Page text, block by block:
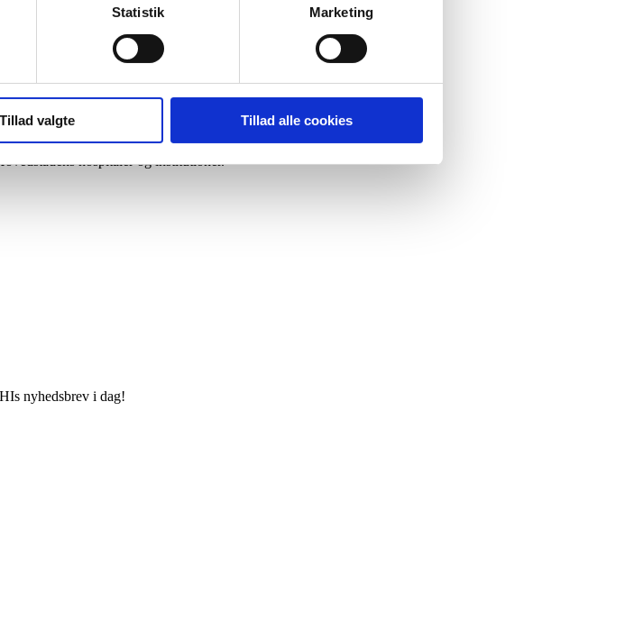
Statistik Marketing
Tillad valgte Tillad alle cookies
hospitaler og institutioner.
nyhedsbrev i dag!